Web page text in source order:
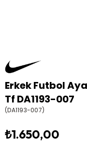
Erkek Futbol
Tf DA1193-007
(DA1193-007)
₺1.650,00